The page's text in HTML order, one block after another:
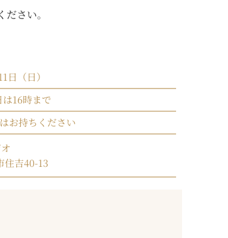
さい。
日（日）
16時まで
お持ちください
住吉40-13